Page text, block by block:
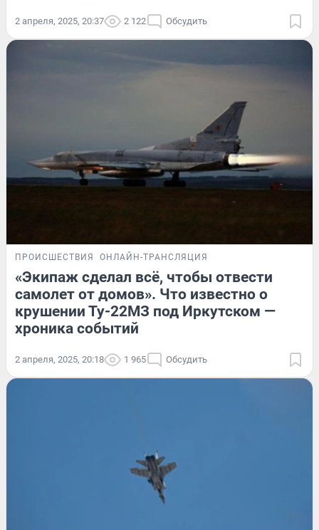
2 апреля, 2025, 20:37 2 122 Обсудить
ПРОИСШЕСТВИЯ ОНЛАЙН-ТРАНСЛЯЦИЯ
«Экипаж сделал всё, чтобы отвести
самолет от домов». Что известно о
крушении Ту-22МЗ под Иркутском —
хроника событий
2 апреля, 2025, 20:18 1 965 Обсудить